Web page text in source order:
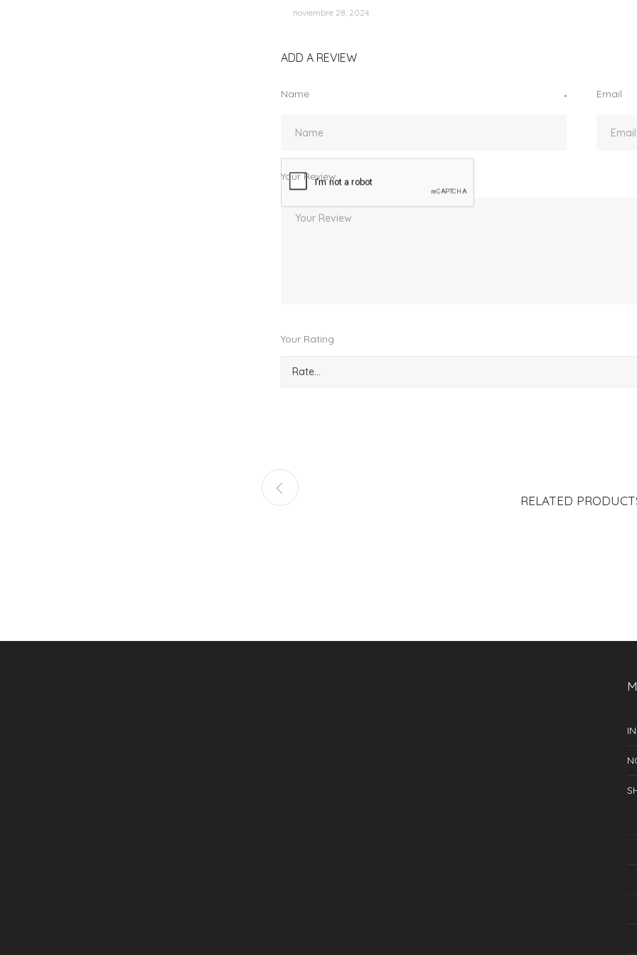
noviembre 28, 2024
ADD A REVIEW
Name * Email
Your Review
Your Rating
RELATED